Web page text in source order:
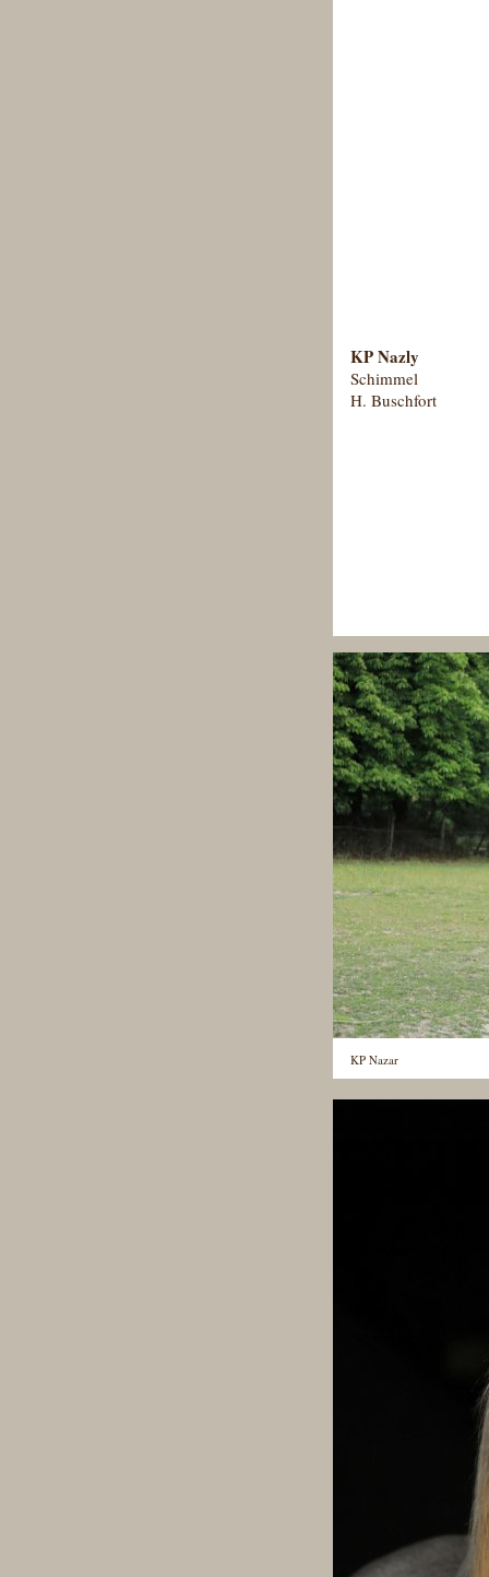
KP Nazly
Schimmel
H. Buschfort
KP Nazar